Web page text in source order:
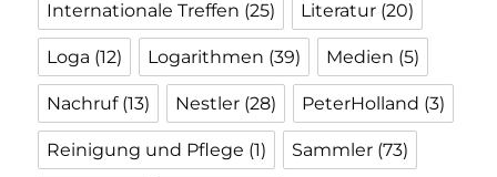
Internationale Treffen (25) Literatur (20)
Loga (12) Logarithmen (39) Medien (5)
Nachruf(13) Nestler (28) PeterHolland (3)
Reinigung und Pflege (1) Sammler (73)